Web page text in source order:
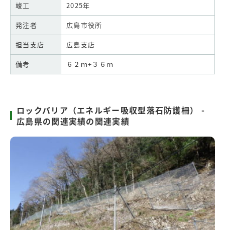
竣工 2025年
発注者 広島市役所
担当支店 広島支店
備考 ６２ｍ+３６ｍ
ロックバリア（エネルギー吸収型落石防護柵） -
広島県の関連実績の関連実績